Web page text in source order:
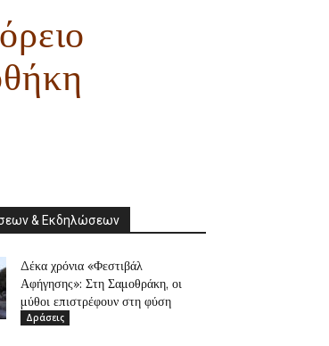
& Εκδηλώσεων
Δέκα χρόνια «Φεστιβάλ
Αφήγησης»: Στη Σαμοθράκη, οι
μύθοι επιστρέφουν στη φύση
Δράσεις